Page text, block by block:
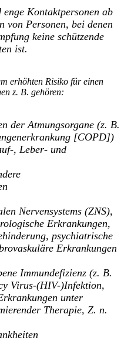
Kontaktpersonen ab
von Personen, bei denen
keine schützende
ist.
erhöhten Risiko für einen
z. B. gehören:
der Atmungsorgane (z. B.
[COPD])
, Leber- und
Nervensystems (ZNS),
Erkrankungen,
psychiatrische
Erkrankungen
Immundefizienz (z. B.
Virus-(HIV-)Infektion,
unter
Therapie, Z. n.